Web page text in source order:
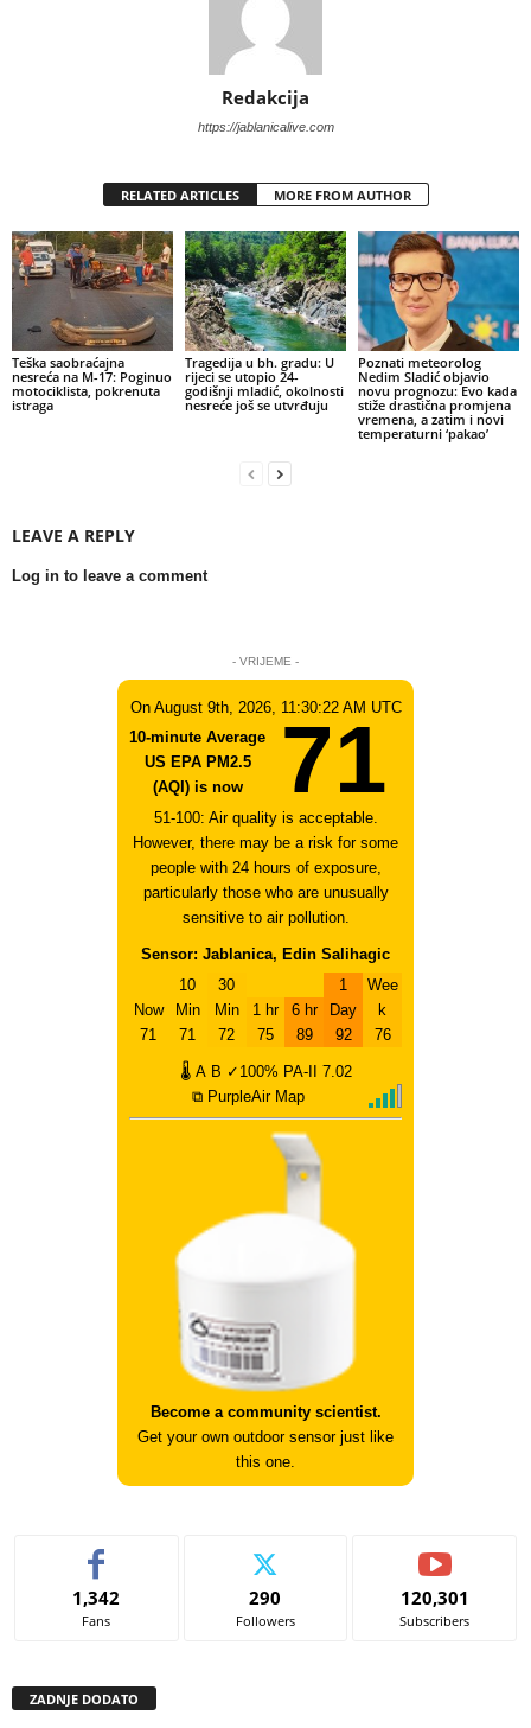
Redakcija
https://jablanicalive.com
RELATED ARTICLES MORE FROM AUTHOR
Teška saobraćajna
nesreća na M-17: Poginuo
motociklista, pokrenuta
istraga
Tragedija u bh. gradu: U
rijeci se utopio 24-
godišnji mladić, okolnosti
nesreće još se utvrđuju
Poznati meteorolog
Nedim Sladić objavio
novu prognozu: Evo kada
stiže drastična promjena
vremena, a zatim i novi
temperaturni ‘pakao’
LEAVE A REPLY
Log in to leave a comment
- VRIJEME -
On August 9th, 2026, 11:30:22 AM UTC
10-minute Average
US EPA PM2.5
(AQI) is now
71
51-100: Air quality is acceptable.
However, there may be a risk for some
people with 24 hours of exposure,
particularly those who are unusually
sensitive to air pollution.
Sensor: Jablanica, Edin Salihagic
Now
71
10
Min
71
30
Min
72
1 hr
75
6 hr
89
1
Day
92
Wee
k
76
🌡 A B ✓100% PA-II
7.02
⧉ PurpleAir Map
Become a community scientist.
Get your own outdoor sensor just like
this one.
1,342
Fans
290
Followers
120,301
Subscribers
ZADNJE DODATO